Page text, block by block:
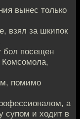
вынес только
взял за шкипок
бол посещен
Комсомола,
помимо
а
супом и ходит в